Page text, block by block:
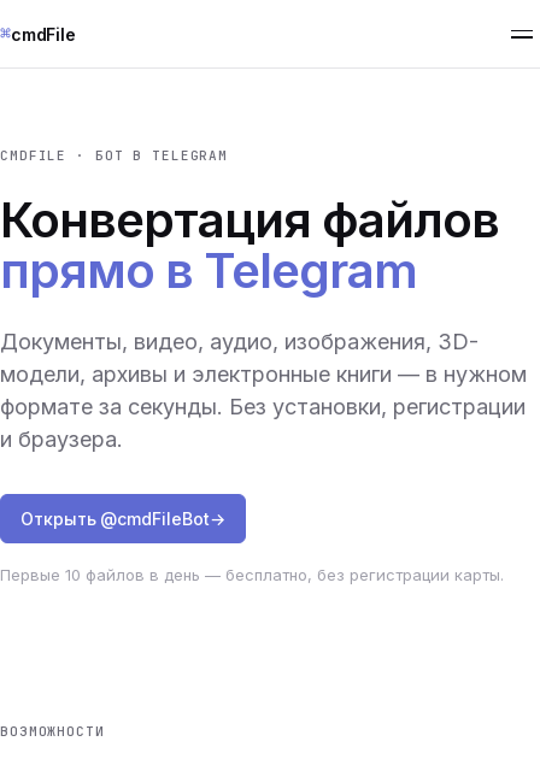
⌘cmdFile
CMDFILE · БОТ В TELEGRAM
Конвертация файлов
прямо в Telegram
Документы, видео, аудио, изображения, 3D-
модели, архивы и электронные книги — в нужном
формате за секунды. Без установки, регистрации
и браузера.
Открыть @cmdFileBot→
Первые 10 файлов в день — бесплатно, без регистрации карты.
ВОЗМОЖНОСТИ